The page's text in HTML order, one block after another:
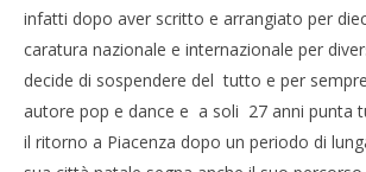
infatti dopo aver scritto e arrangiato per
caratura nazionale e internazionale per
decide di sospendere del tutto e per
autore pop e dance e a soli 27 anni punta
il ritorno a Piacenza dopo un periodo di